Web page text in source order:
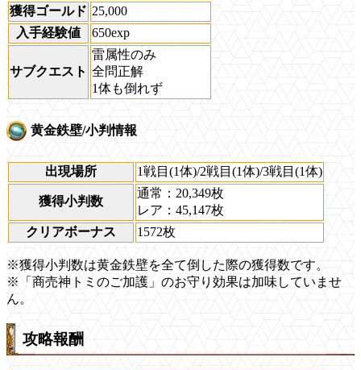
獲得ゴールド 25,000
入手経験値
650exp
サブクエスト
雷属性のみ
全問正解
1体も倒れず
黄金鉄壁/小判情報
出現場所 1戦目(1体)/2戦目(1体)/3戦目(1体)
獲得小判数
通常：20,349枚
レア：45,147枚
クリアボーナス
1572枚
※獲得小判数は黄金鉄壁を全て倒した際の獲得数です。
※「商売神トミのご加護」のお守り効果は加味していませ
ん。
攻略報酬